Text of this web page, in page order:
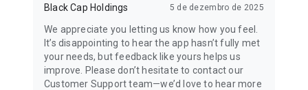
Black Cap Holdings 5 de dezembro de 2025
We appreciate you letting us know how you feel.
It’s disappointing to hear the app hasn’t fully met
your needs, but feedback like yours helps us
improve. Please don’t hesitate to contact our
Customer Support team—we’d love to hear more